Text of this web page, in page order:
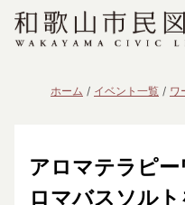
ホーム イベント一覧 ワ
アロマテラピ
ロマバスソル